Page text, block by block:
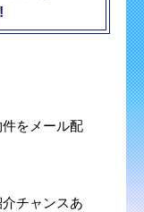
をメール配
チャンスあ